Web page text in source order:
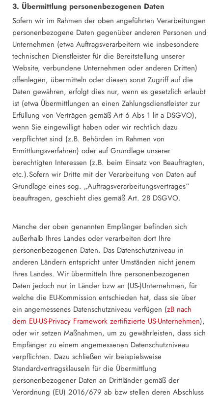
3. Übermittlung personenbezogenen Daten
Sofern wir im Rahmen der oben angeführten Verarbeitungen
personenbezogene Daten gegenüber anderen Personen und
Unternehmen (etwa Auftragsverarbeitern wie insbesondere
technischen Dienstleister für die Bereitstellung unserer
Website, verbundene Unternehmen oder anderen Dritten)
offenlegen, übermitteln oder diesen sonst Zugriff auf die
Daten gewähren, erfolgt dies nur, wenn es gesetzlich erlaubt
ist (etwa Übermittlungen an einen Zahlungsdienstleister zur
Erfüllung von Verträgen gemäß Art 6 Abs 1 lit a DSGVO),
wenn Sie eingewilligt haben oder wir rechtlich dazu
verpflichtet sind (z.B. Behörden im Rahmen von
Ermittlungsverfahren) oder auf Grundlage unserer
berechtigten Interessen (z.B. beim Einsatz von Beauftragten,
etc.).Sofern wir Dritte mit der Verarbeitung von Daten auf
Grundlage eines sog. „Auftragsverarbeitungsvertrages“
beauftragen, geschieht dies gemäß Art. 28 DSGVO.
Manche der oben genannten Empfänger befinden sich
außerhalb Ihres Landes oder verarbeiten dort Ihre
personenbezogenen Daten. Das Datenschutzniveau in
anderen Ländern entspricht unter Umständen nicht jenem
Ihres Landes. Wir übermitteln Ihre personenbezogenen
Daten jedoch nur in Länder bzw an (US-)Unternehmen, für
welche die EU-Kommission entschieden hat, dass sie über
ein angemessenes Datenschutzniveau verfügen (zB nach
dem EU-US-Privacy Framework zertifizierte US-Unternehmen),
oder wir setzen Maßnahmen, um zu gewährleisten, dass sich
Empfänger zu einem angemessenen Datenschutzniveau
verpflichten. Dazu schließen wir beispielsweise
Standardvertragsklauseln für die Übermittlung
personenbezogener Daten an Drittländer gemäß der
Verordnung (EU) 2016/679 ab bzw stellen deren Abschluss